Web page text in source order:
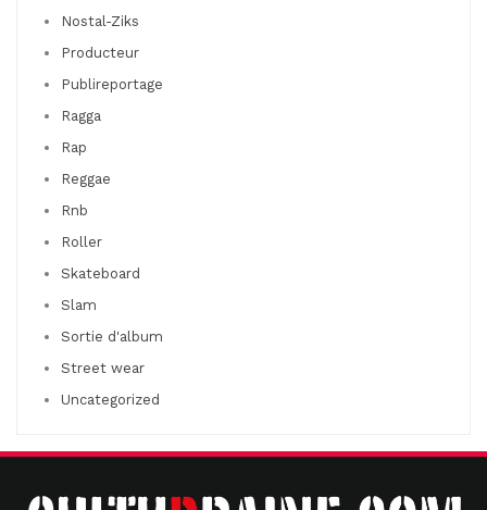
Nostal-Ziks
Producteur
Publireportage
Ragga
Rap
Reggae
Rnb
Roller
Skateboard
Slam
Sortie d'album
Street wear
Uncategorized